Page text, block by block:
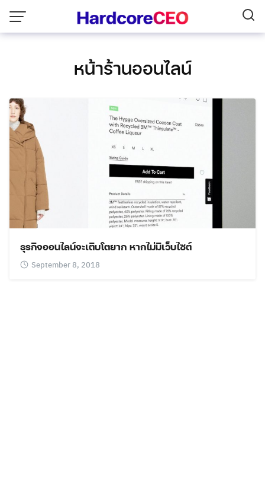
content
หน้าร้านออนไลน์
ธุรกิจออนไลน์จะเติบโตยาก หากไม่มีเว็บไซต์
September 8, 2018